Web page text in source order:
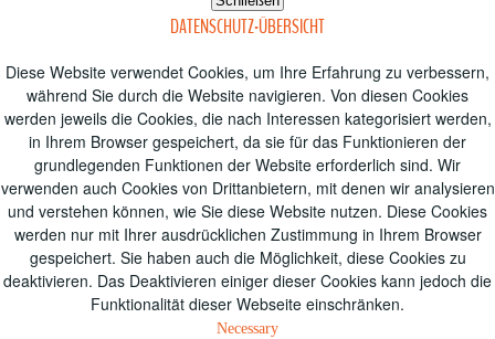
DATENSCHUTZ-ÜBERSICHT
Diese Website verwendet Cookies, um Ihre Erfahrung zu verbessern,
während Sie durch die Website navigieren. Von diesen Cookies
werden jeweils die Cookies, die nach Interessen kategorisiert werden,
in Ihrem Browser gespeichert, da sie für das Funktionieren der
grundlegenden Funktionen der Website erforderlich sind. Wir
verwenden auch Cookies von Drittanbietern, mit denen wir analysieren
und verstehen können, wie Sie diese Website nutzen. Diese Cookies
werden nur mit Ihrer ausdrücklichen Zustimmung in Ihrem Browser
gespeichert. Sie haben auch die Möglichkeit, diese Cookies zu
deaktivieren. Das Deaktivieren einiger dieser Cookies kann jedoch die
Funktionalität dieser Webseite einschränken.
Necessary